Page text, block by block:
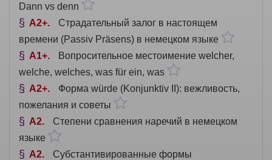
Dann vs denn
A2+
Страдательный залог в настоящем
времени (Passiv Präsens) в немецком языке
A1+
Вопросительное местоимение welcher,
welche, welches, was für ein, was
A2+
Форма würde (Konjunktiv II): вежливость,
пожелания и советы
A2
Степени сравнения наречий в немецком
языке
A2
Субстантивированные формы